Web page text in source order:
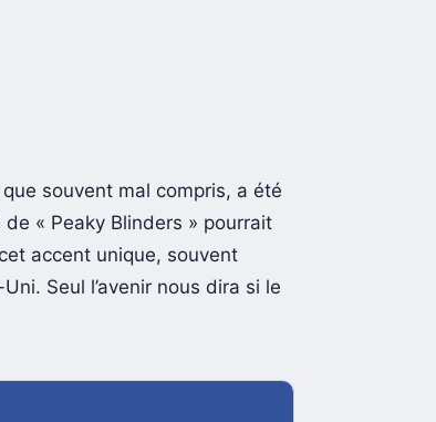
souvent mal compris, a été
« Peaky Blinders » pourrait
accent unique, souvent
Seul l’avenir nous dira si le